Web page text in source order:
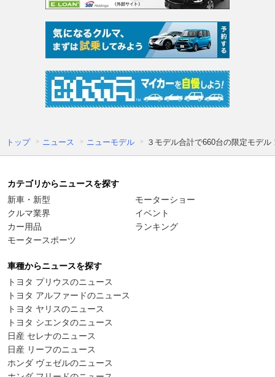
トップ ニュース ニューモデル ３モデル合計で660台の限定モデ
カテゴリからニュースを探す
新車・新型
クルマ業界
カー用品
モータースポーツ
モーターショー
イベント
ランキング
車種からニュースを探す
トヨタ プリウスのニュース
トヨタ アルファードのニュース
トヨタ ヤリスのニュース
トヨタ シエンタのニュース
日産 セレナのニュース
日産 リーフのニュース
ホンダ ヴェゼルのニュース